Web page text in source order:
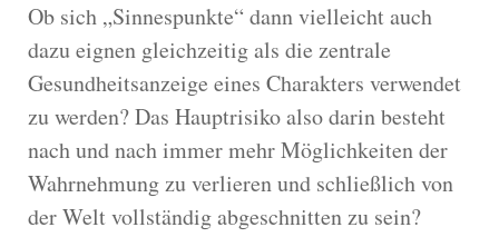
Ob sich „Sinnespunkte“ dann vielleicht auch
dazu eignen gleichzeitig als die zentrale
Gesundheitsanzeige eines Charakters verwendet
zu werden? Das Hauptrisiko also darin besteht
nach und nach immer mehr Möglichkeiten der
Wahrnehmung zu verlieren und schließlich von
der Welt vollständig abgeschnitten zu sein?